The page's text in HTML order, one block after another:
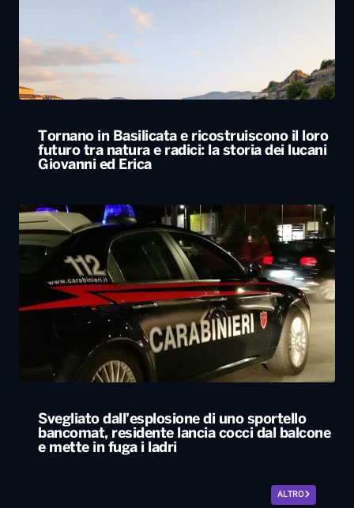
Tornano in Basilicata e ricostruiscono il loro
futuro tra natura e radici: la storia dei lucani
Giovanni ed Erica
Svegliato dall’esplosione di uno sportello
bancomat, residente lancia cocci dal balcone
e mette in fuga i ladri
ALTRO